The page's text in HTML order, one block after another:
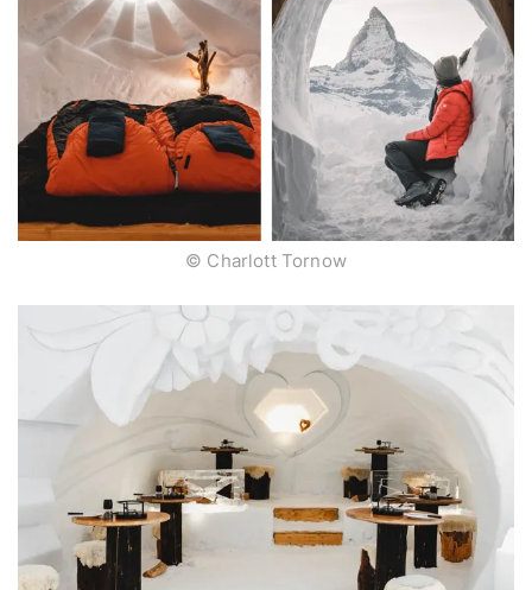
© Charlott Tornow